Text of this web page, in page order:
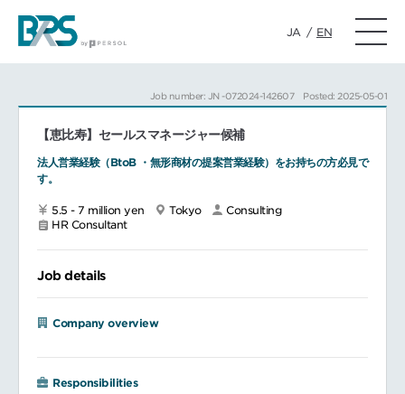
JA / EN
Job number: JN -072024-142607 Posted: 2025-05-01
【恵比寿】セールスマネージャー候補
法人営業経験（BtoB ・無形商材の提案営業経験）をお持ちの方必見で
す。
5.5 - 7 million yen Tokyo
Consulting
HR Consultant
Job details
Company overview
Responsibilities